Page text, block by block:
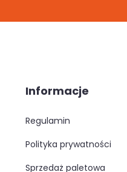
Informacje
regulamin
polityka prywatności
sprzedaż paletowa